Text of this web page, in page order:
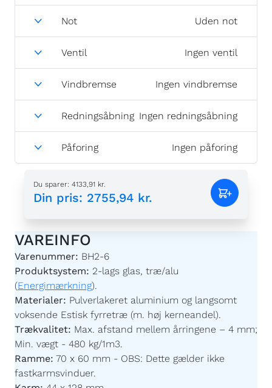
Not Uden not
Ventil Ingen ventil
Vindbremse Ingen vindbremse
Redningsåbning Ingen redningsåbning
Påforing Ingen påforing
Du sparer: 4133,91 kr.
Din pris: 2755,94 kr.
VAREINFO
Varenummer: BH2-6
Produktsystem: 2-lags glas, træ/alu
(Energimærkning).
Materialer: Pulverlakeret aluminium og langsomt
voksende Estisk fyrretræ (m. høj kerneandel).
Trækvalitet: Max. afstand mellem årringene – 4 mm;
Min. vægt - 480 kg/1m3.
Ramme: 70 x 60 mm - OBS: Dette gælder ikke
fastkarmsvinduer.